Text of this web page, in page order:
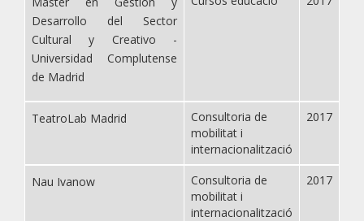
Desarrollo del Sector
Cultural y Creativo -
Universidad Complutense
de Madrid
TeatroLab Madrid
Consultoria de
mobilitat i
internacionalització
2017
Nau Ivanow
Consultoria de
mobilitat i
internacionalització
2017